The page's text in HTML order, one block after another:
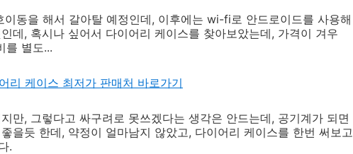
이동을 해서 갈아탈 예정인데, 이후에는 wi-fi로 안드로이드를 사용해
데, 혹시나 싶어서 다이어리 케이스를 찾아보았는데, 가격이 겨우
를 별도...
리 케이스 최저가 판매처 바로가기
만, 그렇다고 싸구려로 못쓰겠다는 생각은 안드는데, 공기계가 되면
을듯 한데, 약정이 얼마남지 않았고, 다이어리 케이스를 한번 써보고
.